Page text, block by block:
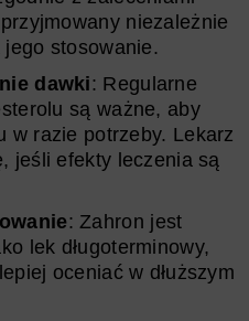
niezależnie
jego stosowanie.
dawki: Regularne
są ważne, aby
w razie potrzeby. Lekarz
jeśli efekty leczenia są
: Zahron jest
lek długoterminowy,
oceniać w dłuższym